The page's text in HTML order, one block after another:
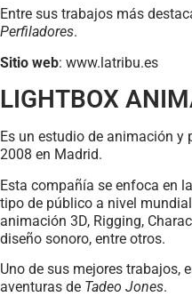
Entre sus trabajos más
Perfiladores.
Sitio web: www.latribu.es
LIGHTBOX
Es un estudio de animación
2008 en Madrid.
Esta compañía se enfoca en
tipo de público a nivel
animación 3D, Rigging,
diseño sonoro, entre otros.
Uno de sus mejores trabajos,
aventuras de Tadeo Jones.